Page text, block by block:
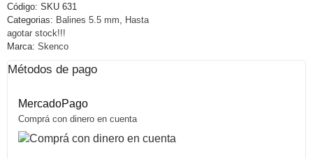
Código: SKU 631
Categorias: Balines 5.5 mm
Hasta
agotar stock!!!
Marca: Skenco
Métodos de pago
MercadoPago
Comprá con dinero en cuenta